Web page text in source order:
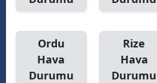
Ordu
Hava
Durumu
Rize
Hava
Durumu